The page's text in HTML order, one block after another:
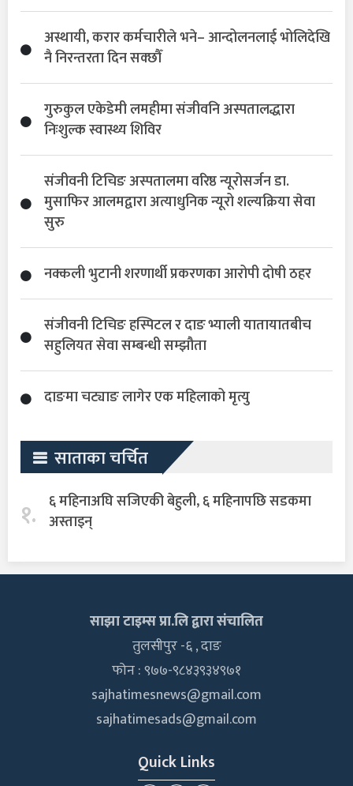
अस्थायी, करार कर्मचारीले भने– आन्दोलनलाई भोलिदेखि
नै निरन्तरता दिन सक्छौँ
गुरुकुल एकेडेमी लमहीमा संजीवनि अस्पतालद्धारा
निःशुल्क स्वास्थ्य शिविर
संजीवनी टिचिङ अस्पतालमा वरिष्ठ न्यूरोसर्जन डा.
मुसाफिर आलमद्वारा अत्याधुनिक न्यूरो शल्यक्रिया सेवा
सुरु
नक्कली भुटानी शरणार्थी प्रकरणका आरोपी दोषी ठहर
संजीवनी टिचिङ हस्पिटल र दाङ भ्याली यातायातबीच
सहुलियत सेवा सम्बन्धी सम्झौता
दाङमा चट्याङ लागेर एक महिलाको मृत्यु
साताका चर्चित
१. ६ महिनाअघि सजिएकी बेहुली, ६ महिनापछि सडकमा
अस्ताइन्
साझा टाइम्स प्रा.लि द्वारा संचालित
तुलसीपुर -६ , दाङ
फोन : ९७७-९८४३९३४९७१
sajhatimesnews@gmail.com
sajhatimesads@gmail.com
Quick Links